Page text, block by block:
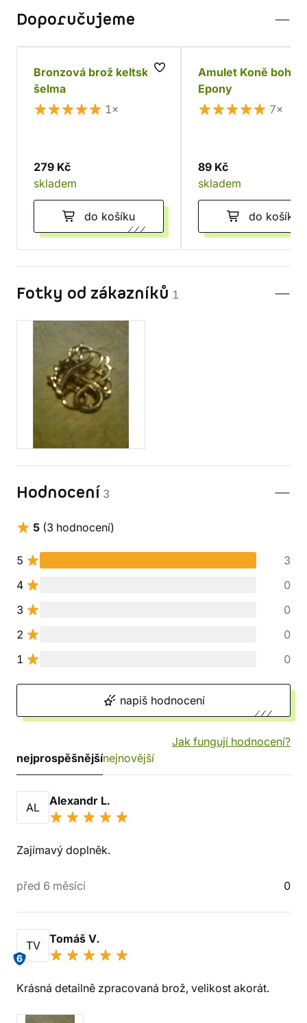
Doporučujeme
Bronzová brož keltská
šelma
1×
279 Kč
skladem
do košíku
Amulet Koně
Epony
7×
89 Kč
skladem
do košíku
Fotky od zákazníků 1
Hodnocení 3
5 (3 hodnocení)
5
3
4
0
3
0
2
0
1
0
napiš hodnocení
Jak fungují hodnocení?
nejprospěšnějšínejnovější
AL Alexandr L.
Zajímavý doplněk.
před 6 měsíci 0
TV
6
Tomáš V.
Krásná detailně zpracovaná brož, velikost akorát.